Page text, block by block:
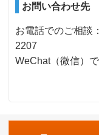
お問い合わせ先
お電話でのご相
2207
WeChat（微信）